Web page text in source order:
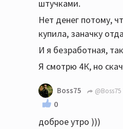
штучками.
Нет денег потому,
купила, заначку
И я безработная,
Я смотрю 4К, но
Boss75 @Boss75
0
доброе утро )))